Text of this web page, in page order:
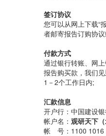
签订协议
您可以从网上下载“
者邮寄报告订购协议
付款方式
通过银行转账、网
报告购买款，我们
1－2个工作日内;
汇款信息
开户行：中国建设
帐户名： 观研天下
帐 号：1100 1016